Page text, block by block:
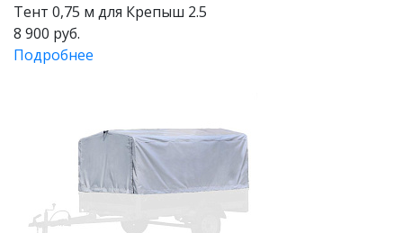
Тент 0,75 м для Крепыш 2.5
8 900 руб.
Подробнее